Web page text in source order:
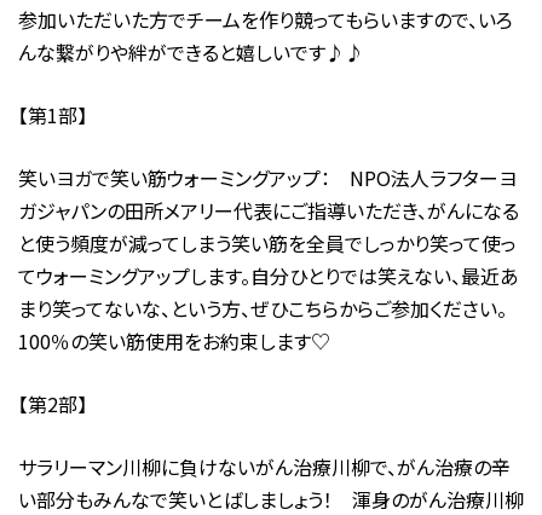
参加いただいた方でチームを作り競ってもらいますので、いろ
んな繋がりや絆ができると嬉しいです♪♪
【第1部】
笑いヨガで笑い筋ウォーミングアップ： NPO法人ラフターヨ
ガジャパンの田所メアリー代表にご指導いただき、がんになる
と使う頻度が減ってしまう笑い筋を全員でしっかり笑って使っ
てウォーミングアップします。自分ひとりでは笑えない、最近あ
まり笑ってないな、という方、ぜひこちらからご参加ください。
100％の笑い筋使用をお約束します♡
【第2部】
サラリーマン川柳に負けないがん治療川柳で、がん治療の辛
い部分もみんなで笑いとばしましょう！ 渾身のがん治療川柳